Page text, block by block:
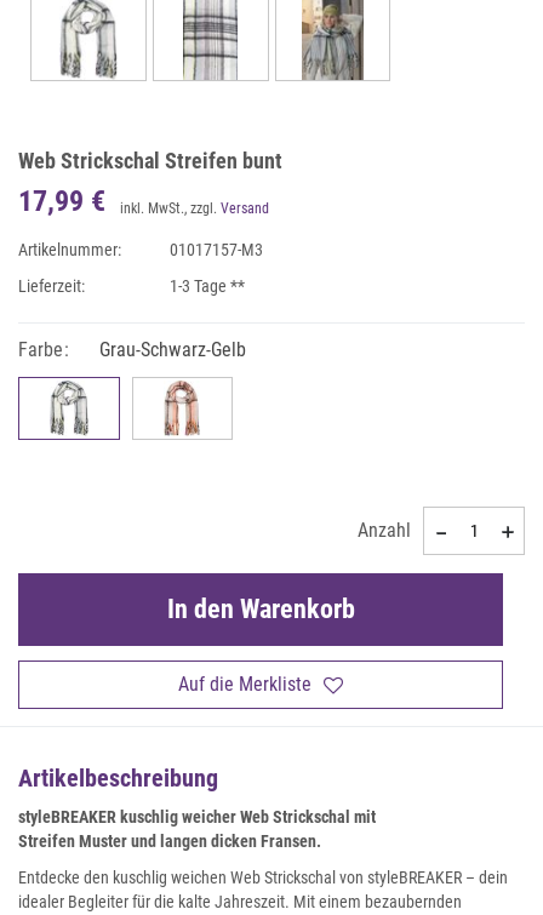
Web Strickschal Streifen bunt
17,99 € inkl. MwSt., zzgl. Versand
Artikelnummer:
01017157-M3
Lieferzeit:
1-3 Tage **
Farbe: Grau-Schwarz-Gelb
Anzahl
Auf die Merkliste
In den Warenkorb
Artikelbeschreibung
styleBREAKER kuschlig weicher Web Strickschal mit
Streifen Muster und langen dicken Fransen.
Entdecke den kuschlig weichen Web Strickschal von styleBREAKER – dein
idealer Begleiter für die kalte Jahreszeit. Mit einem bezaubernden